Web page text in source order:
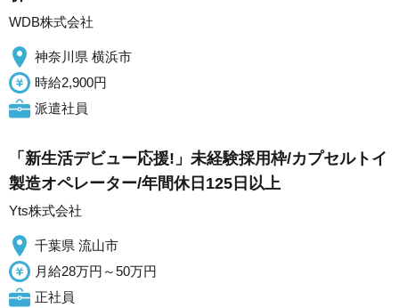
WDB株式会社
神奈川県 横浜市
時給2,900円
派遣社員
「新生活デビュー応援!」未経験採用枠/カプセルトイ
製造オペレーター/年間休日125日以上
Yts株式会社
千葉県 流山市
月給28万円～50万円
正社員